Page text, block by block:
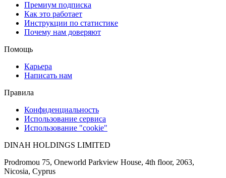
Премиум подписка
Как это работает
Инструкции по статистике
Почему нам доверяют
Помощь
Карьера
Написать нам
Правила
Конфиденциальность
Использование сервиса
Использование "cookie"
DINAH HOLDINGS LIMITED
Prodromou 75, Oneworld Parkview House, 4th floor, 2063,
Nicosia, Cyprus